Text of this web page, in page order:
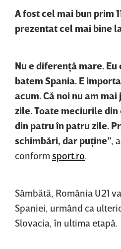
A fost cel mai bun prim
prezentat cel mai bine
Nu e diferenţă mare. Eu
batem Spania. E
acum. Că noi nu am
zile. Toate meciurile
din patru în patru zile.
schimbări, dar puţine” ,
conform sport.ro
Sâmbătă, România U21
Spaniei, urmând ca
Slovacia, în ultima etapă.